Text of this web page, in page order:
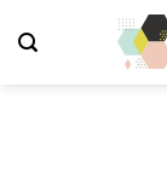
Inhalt